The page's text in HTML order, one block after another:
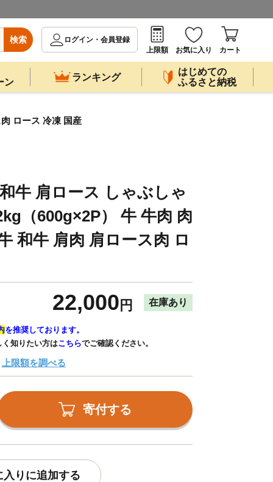
検索
ログイン・会員登録
上限額
お気に入り カート
ン
ランキング
はじめての
ふるさと納税
ロース 冷凍 国産
牛 肩ロース しゃぶしゃ
（600g×2P） 牛 牛肉 肉
和牛 肩肉 肩ロース肉 ロ
22,000 円 在庫あり
を推奨しております。
く知りたい方はこちらでご確認ください。
上限額を調べる
寄付する
入りに追加する